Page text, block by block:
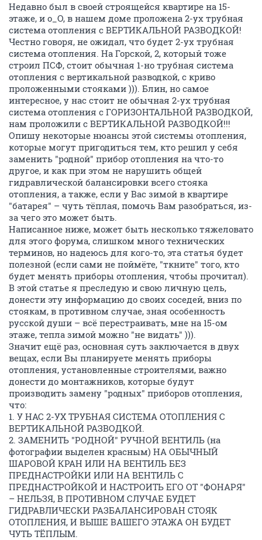
Недавно был в своей строящейся квартире на 15-
этаже, и о_О, в нашем доме проложена 2-ух трубная
система отопления с ВЕРТИКАЛЬНОЙ РАЗВОДКОЙ!
Честно говоря, не ожидал, что будет 2-ух трубная
система отопления. На Горской, 2, который тоже
строил ПСФ, стоит обычная 1-но трубная система
отопления с вертикальной разводкой, с криво
проложенными стояками ))). Блин, но самое
интересное, у нас стоит не обычная 2-ух трубная
система отопления с ГОРИЗОНТАЛЬНОЙ РАЗВОДКОЙ,
нам проложили с ВЕРТИКАЛЬНОЙ РАЗВОДКОЙ!!!
Опишу некоторые нюансы этой системы отопления,
которые могут пригодиться тем, кто решил у себя
заменить "родной" прибор отопления на что-то
другое, и как при этом не нарушить общей
гидравлической балансировки всего стояка
отопления, а также, если у Вас зимой в квартире
"батарея" – чуть тёплая, помочь Вам разобраться, из-
за чего это может быть.
Написанное ниже, может быть несколько тяжеловато
для этого форума, слишком много технических
терминов, но надеюсь для кого-то, эта статья будет
полезной (если сами не поймёте, "ткните" того, кто
будет менять приборы отопления, чтобы прочитал).
В этой статье я преследую и свою личную цель,
донести эту информацию до своих соседей, вниз по
стоякам, в противном случае, зная особенность
русской души – всё перестраивать, мне на 15-ом
этаже, тепла зимой можно "не видать" ))).
Значит ещё раз, основная суть заключается в двух
вещах, если Вы планируете менять приборы
отопления, установленные строителями, важно
донести до монтажников, которые будут
производить замену "родных" приборов отопления,
что:
1. У НАС 2-УХ ТРУБНАЯ СИСТЕМА ОТОПЛЕНИЯ С
ВЕРТИКАЛЬНОЙ РАЗВОДКОЙ.
2. ЗАМЕНИТЬ "РОДНОЙ" РУЧНОЙ ВЕНТИЛЬ (на
фотографии выделен красным) НА ОБЫЧНЫЙ
ШАРОВОЙ КРАН ИЛИ НА ВЕНТИЛЬ БЕЗ
ПРЕДНАСТРОЙКИ ИЛИ НА ВЕНТИЛЬ С
ПРЕДНАСТРОЙКОЙ И НАСТРОИТЬ ЕГО ОТ "ФОНАРЯ"
– НЕЛЬЗЯ, В ПРОТИВНОМ СЛУЧАЕ БУДЕТ
ГИДРАВЛИЧЕСКИ РАЗБАЛАНСИРОВАН СТОЯК
ОТОПЛЕНИЯ, И ВЫШЕ ВАШЕГО ЭТАЖА ОН БУДЕТ
ЧУТЬ ТЁПЛЫМ.